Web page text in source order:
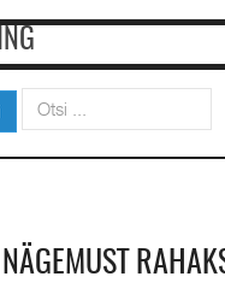
Otsi
NÄGEMUST